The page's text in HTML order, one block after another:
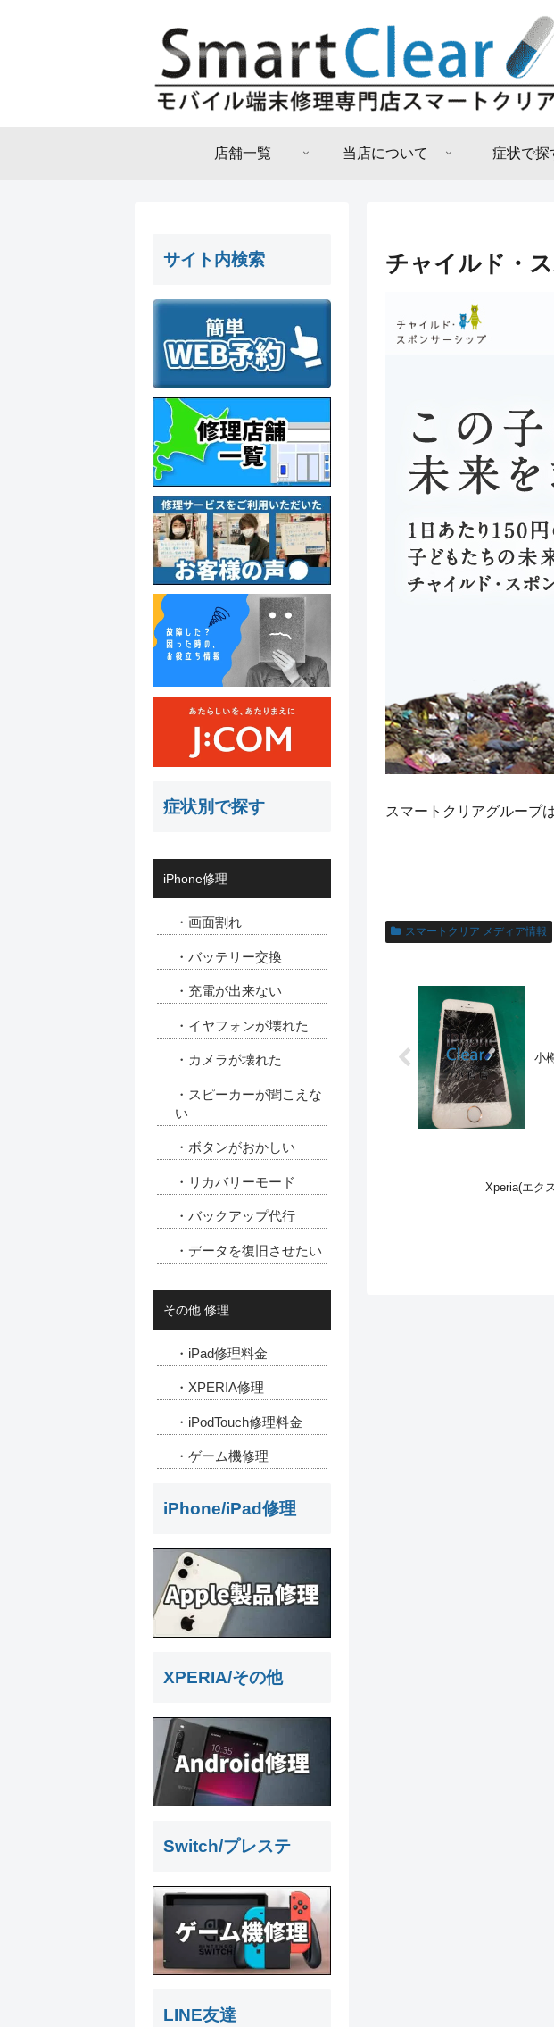
店舗一覧 当店について 症状で探
チャイルド・
スマートクリアグループは
スマートクリア メディア情報
小
Xperia(エク
サイト内検索
症状別で探す
iPhone修理
・画面割れ
・バッテリー交換
・充電が出来ない
・イヤフォンが壊れた
・カメラが壊れた
・スピーカーが聞こえな
い
・ボタンがおかしい
・リカバリーモード
・バックアップ代行
・データを復旧させたい
その他 修理
・iPad修理料金
・XPERIA修理
・iPodTouch修理料金
・ゲーム機修理
iPhone/iPad修理
XPERIA/その他
Switch/プレステ
LINE友達